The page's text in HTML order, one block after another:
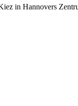
in Hannovers